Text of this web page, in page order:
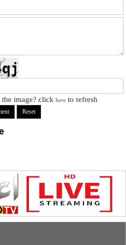
the image? clickhere to refresh